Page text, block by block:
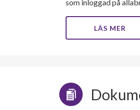
som inloggad på
LÄS MER